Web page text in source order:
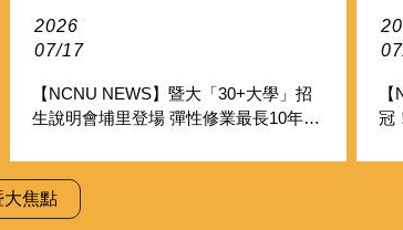
2026/
07/17
【NCNU NEWS】暨大「30+大學」招
生說明會埔里登場 彈性修業最長10年助
冠
大焦點